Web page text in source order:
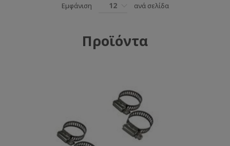
Εμφάνιση 12 ανά σελίδα
Προϊόντα